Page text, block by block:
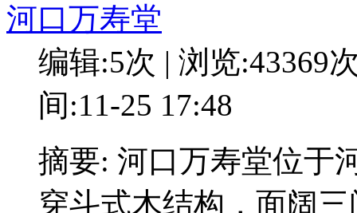
河口万寿堂
编辑:5次 | 浏览:43369
间:11-25 17:48
摘要: 河口万寿堂位于
穿斗式木结构，面阔